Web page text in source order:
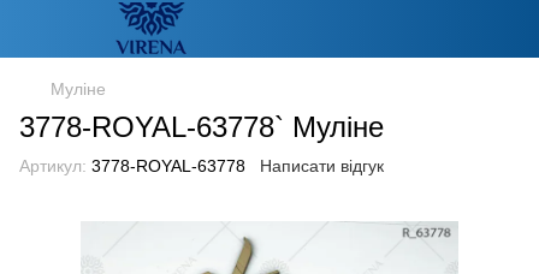
Муліне
3778-ROYAL-63778` Муліне
Артикул: 3778-ROYAL-63778 Написати відгук